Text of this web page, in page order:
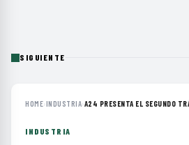
SIGUIENTE
HOME›INDUSTRIA›A24 PRESENTA EL SEGUNDO
INDUSTRIA